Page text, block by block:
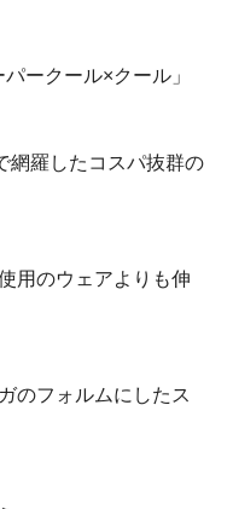
ークール×クール」
網羅したコスパ抜群の
用のウェアよりも伸
のフォルムにしたス